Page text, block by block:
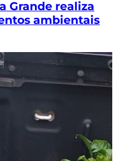
Grande realiza
ambientais